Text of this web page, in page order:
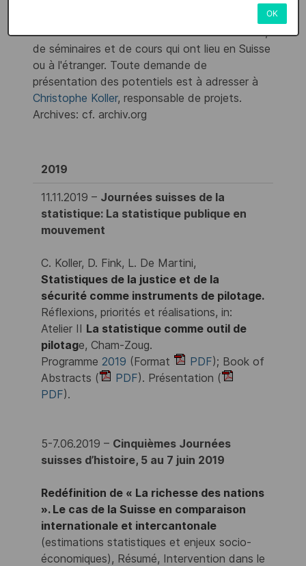
nos recherches dans le cadre de conférences,
de séminaires et de cours qui ont lieu en Suisse
ou à l'étranger. Toute demande de
présentation des potentiels est à adresser à
Christophe Koller, responsable de projets.
Archives: cf. archiv.org
2019
11.11.2019 – Journées suisses de la
statistique: La statistique publique en
mouvement
C. Koller, D. Fink, L. De Martini,
Statistiques de la justice et de la
sécurité comme instruments de pilotage.
Réflexions, priorités et réalisations, in:
Atelier II La statistique comme outil de
pilotage, Cham-Zoug.
Programme 2019 (Format PDF); Book of
Abstracts (
PDF). Présentation (
PDF).
5-7.06.2019 – Cinquièmes Journées
suisses d’histoire, 5 au 7 juin 2019
Redéfinition de « La richesse des nations
». Le cas de la Suisse en comparaison
internationale et intercantonale
(estimations statistiques et enjeux socio-
économiques), Résumé, Intervention dans le
OK